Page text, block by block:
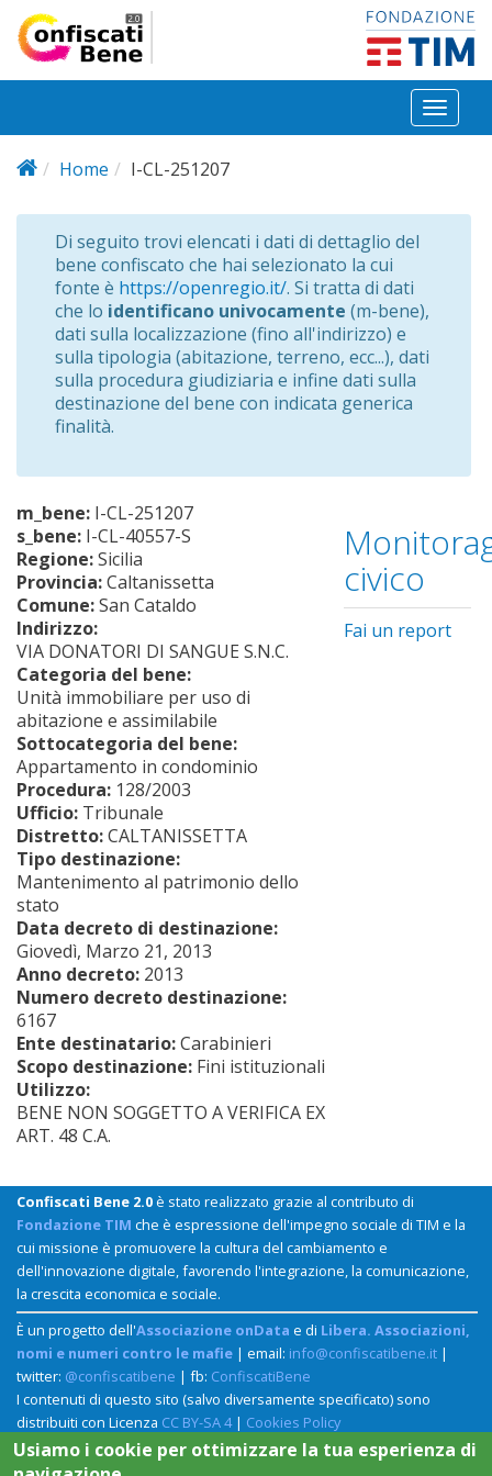
Salta al contenuto principale
Toggle
Home
I-CL-251207
Di seguito trovi elencati i dati di dettaglio del
bene confiscato che hai selezionato la cui
fonte è https://openregio.it/. Si tratta di dati
che lo identificano univocamente (m-bene),
dati sulla localizzazione (fino all'indirizzo) e
sulla tipologia (abitazione, terreno, ecc...), dati
sulla procedura giudiziaria e infine dati sulla
destinazione del bene con indicata generica
finalità.
m_bene: I-CL-251207
s_bene: I-CL-40557-S
Regione:Sicilia
Provincia:Caltanissetta
Comune:San Cataldo
Indirizzo:
VIA DONATORI DI SANGUE S.N.C.
Categoria del bene:
Unità immobiliare per uso di
abitazione e assimilabile
Sottocategoria del bene:
Appartamento in condominio
Procedura: 128/2003
Ufficio: Tribunale
Distretto:CALTANISSETTA
Tipo destinazione:
Mantenimento al patrimonio dello
stato
Data decreto di destinazione:
Giovedì, Marzo 21, 2013
Anno decreto: 2013
Numero decreto destinazione:
6167
Ente destinatario:Carabinieri
Scopo destinazione: Fini istituzionali
Utilizzo:
BENE NON SOGGETTO A VERIFICA EX
ART. 48 C.A.
civico
Fai un report
Confiscati Bene 2.0è stato realizzato grazie al contributo di
Fondazione TIM che è espressione dell'impegno sociale di TIM e la
cui missione è promuovere la cultura del cambiamento e
dell'innovazione digitale, favorendo l'integrazione, la comunicazione,
la crescita economica e sociale.
È un progetto dell'Associazione onData e di Libera. Associazioni,
nomi e numeri contro le mafie | email: info@confiscatibene.it |
twitter: @confiscatibene | fb: ConfiscatiBene
I contenuti di questo sito (salvo diversamente specificato) sono
distribuiti con Licenza CC BY-SA 4| Cookies Policy
Usiamo i cookie per ottimizzare la tua esperienza di